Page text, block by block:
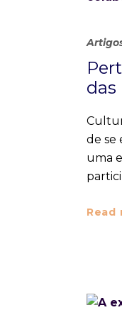
das
de se
uma
Read